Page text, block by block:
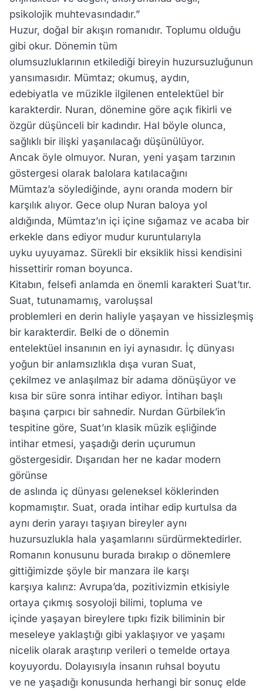
psikolojik muhtevasındadır.”
Huzur, doğal bir akışın romanıdır. Toplumu olduğu
gibi okur. Dönemin tüm
olumsuzluklarının etkilediği bireyin huzursuzluğunun
yansımasıdır. Mümtaz; okumuş, aydın,
edebiyatla ve müzikle ilgilenen entelektüel bir
karakterdir. Nuran, dönemine göre açık fikirli ve
özgür düşünceli bir kadındır. Hal böyle olunca,
sağlıklı bir ilişki yaşanılacağı düşünülüyor.
Ancak öyle olmuyor. Nuran, yeni yaşam tarzının
göstergesi olarak balolara katılacağını
Mümtaz’a söylediğinde, aynı oranda modern bir
karşılık alıyor. Gece olup Nuran baloya yol
aldığında, Mümtaz’ın içi içine sığamaz ve acaba bir
erkekle dans ediyor mudur kuruntularıyla
uyku uyuyamaz. Sürekli bir eksiklik hissi kendisini
hissettirir roman boyunca.
Kitabın, felsefi anlamda en önemli karakteri Suat’tır.
Suat, tutunamamış, varoluşsal
problemleri en derin haliyle yaşayan ve hissizleşmiş
bir karakterdir. Belki de o dönemin
entelektüel insanının en iyi aynasıdır. İç dünyası
yoğun bir anlamsızlıkla dışa vuran Suat,
çekilmez ve anlaşılmaz bir adama dönüşüyor ve
kısa bir süre sonra intihar ediyor. İntiharı başlı
başına çarpıcı bir sahnedir. Nurdan Gürbilek’in
tespitine göre, Suat’ın klasik müzik eşliğinde
intihar etmesi, yaşadığı derin uçurumun
göstergesidir. Dışarıdan her ne kadar modern
görünse
de aslında iç dünyası geleneksel köklerinden
kopmamıştır. Suat, orada intihar edip kurtulsa da
aynı derin yarayı taşıyan bireyler aynı
huzursuzlukla hala yaşamlarını sürdürmektedirler.
Romanın konusunu burada bırakıp o dönemlere
gittiğimizde şöyle bir manzara ile karşı
karşıya kalırız: Avrupa’da, pozitivizmin etkisiyle
ortaya çıkmış sosyoloji bilimi, topluma ve
içinde yaşayan bireylere tıpkı fizik biliminin bir
meseleye yaklaştığı gibi yaklaşıyor ve yaşamı
nicelik olarak araştırıp verileri o temelde ortaya
koyuyordu. Dolayısıyla insanın ruhsal boyutu
ve ne yaşadığı konusunda herhangi bir sonuç elde